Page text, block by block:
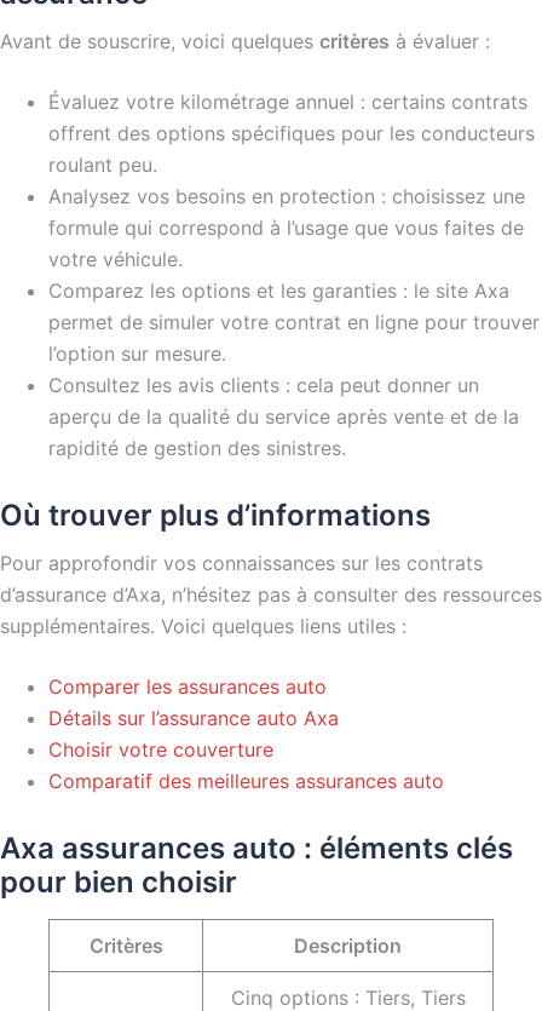
Avant de souscrire, voici quelques critères à évaluer :
Évaluez votre kilométrage annuel : certains contrats
offrent des options spécifiques pour les conducteurs
roulant peu.
Analysez vos besoins en protection : choisissez une
formule qui correspond à l’usage que vous faites de
votre véhicule.
Comparez les options et les garanties : le site Axa
permet de simuler votre contrat en ligne pour trouver
l’option sur mesure.
Consultez les avis clients : cela peut donner un
aperçu de la qualité du service après vente et de la
rapidité de gestion des sinistres.
Où trouver plus d’informations
Pour approfondir vos connaissances sur les contrats
d’assurance d’Axa, n’hésitez pas à consulter des ressources
supplémentaires. Voici quelques liens utiles :
Comparer les assurances auto
Détails sur l’assurance auto Axa
Choisir votre couverture
Comparatif des meilleures assurances auto
Axa assurances auto : éléments clés
pour bien choisir
Critères Description
Cinq options : Tiers, Tiers